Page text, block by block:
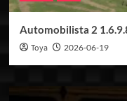
Automobilista 2
Toya 2026-06-19